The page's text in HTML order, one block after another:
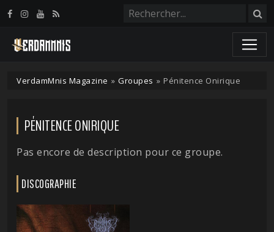
VerdamMnis Magazine » Groupes » Pénitence Onirique
PÉNITENCE ONIRIQUE
Pas encore de description pour ce groupe.
DISCOGRAPHIE
Panneau de gestion des cookies